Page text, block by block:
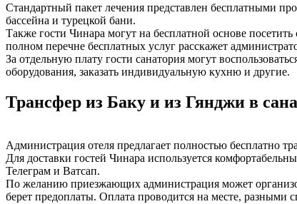
Стандартный пакет лечения представлен бесплатными
бассейна и турецкой бани.
Также гости Чинара могут на бесплатной основе
полном перечне бесплатных услуг расскажет
За отдельную плату гости санатория могут
оборудования, заказать индивидуальную кухню и другие.
Трансфер из Баку и из Гянджи в
Администрация отеля предлагает полностью бесплатно
Для доставки гостей Чинара используется
Телеграм и Ватсап.
По желанию приезжающих администрация может
берет предоплаты. Оплата проводится на месте, разными